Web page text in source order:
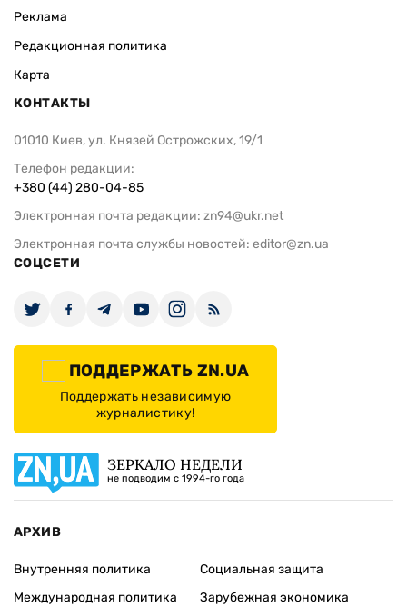
Реклама
Редакционная политика
Карта
КОНТАКТЫ
01010 Киев, ул. Князей Острожских, 19/1
Телефон редакции:
+380 (44) 280-04-85
Электронная почта редакции: zn94@ukr.net
Электронная почта службы новостей: editor@zn.ua
СОЦСЕТИ
ПОДДЕРЖАТЬ ZN.UA
Поддержать независимую
журналистику!
ЗЕРКАЛО НЕДЕЛИ
не подводим с 1994-го года
АРХИВ
Внутренняя политика
Международная политика
Социальная защита
Зарубежная экономика